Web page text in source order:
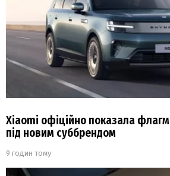
Xiaomi офіційно показала
під новим суббрендом
9 годин тому